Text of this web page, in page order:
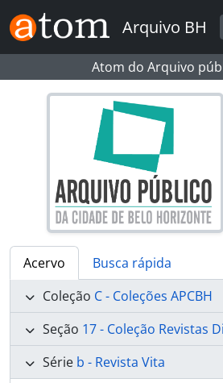
Skip to main content
Arquivo BH
Atom do Arquivo
Acervo
Busca rápida
Coleção C - Coleções APCBH
Seção 17 - Coleção Revistas
Série b - Revista Vita